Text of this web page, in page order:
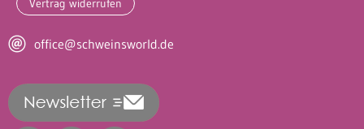
Vertrag widerrufen
office@schweinsworld.de